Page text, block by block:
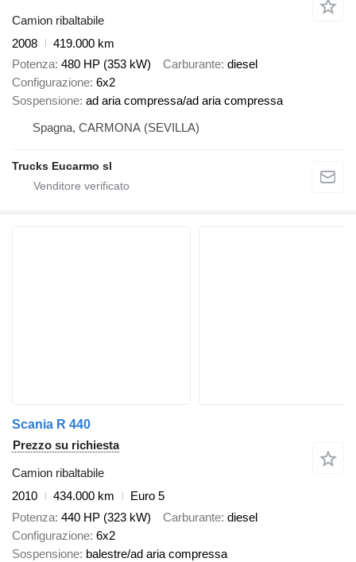
Camion ribaltabile
2008
419.000 km
Potenza 480 HP (353 kW) Carburante diesel
Configurazione 6x2
Sospensione ad aria compressa/ad aria compressa
Spagna, CARMONA (SEVILLA)
Trucks Eucarmo sl
Scania R 440
Prezzo su richiesta
Camion ribaltabile
2010
434.000 km
Euro 5
Potenza 440 HP (323 kW) Carburante diesel
Configurazione 6x2
Sospensione balestre/ad aria compressa